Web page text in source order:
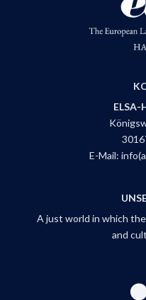
ELSA-
E-Mail:
A just world in which
and